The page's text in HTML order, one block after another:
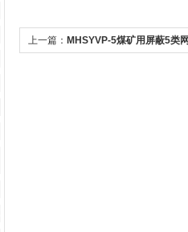
上一篇： MHSYVP-5煤矿用屏蔽5类